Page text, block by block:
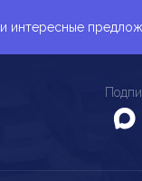
интересные